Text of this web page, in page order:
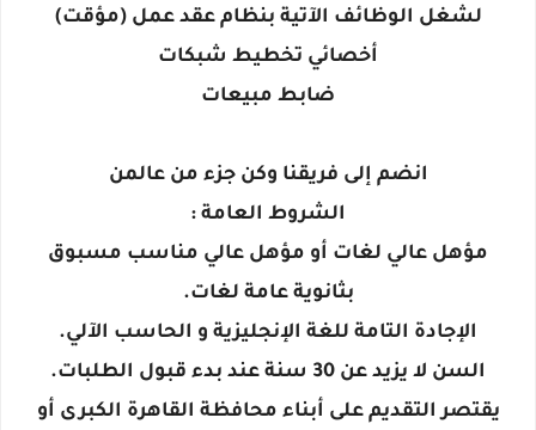
لشغل الوظائف الآتية بنظام عقد عمل (مؤقت)
أخصائي تخطيط شبكات
ضابط مبيعات
انضم إلى فريقنا وكن جزء من عالمن
الشروط العامة :
مؤهل عالي لغات أو مؤهل عالي مناسب مسبوق
بثانوية عامة لغات.
الإجادة التامة للغة الإنجليزية و الحاسب الآلي.
السن لا يزيد عن 30 سنة عند بدء قبول الطلبات.
يقتصر التقديم على أبناء محافظة القاهرة الكبرى أو